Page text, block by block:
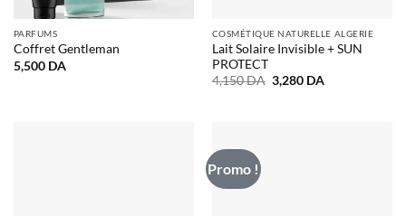
PARFUMS
Coffret Gentleman
5,500 DA
COSMÉTIQUE NATURELLE ALGERIE
Lait Solaire Invisible + SUN
PROTECT
4,150DA Le
prix
3,280 DALe
Promo !